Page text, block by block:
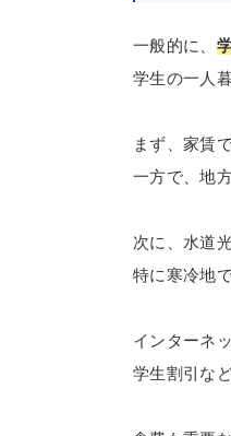
一般的に、
学生の一人
まず、家賃
一方で、地
次に、水道
特に寒冷地
インターネ
学生割引な